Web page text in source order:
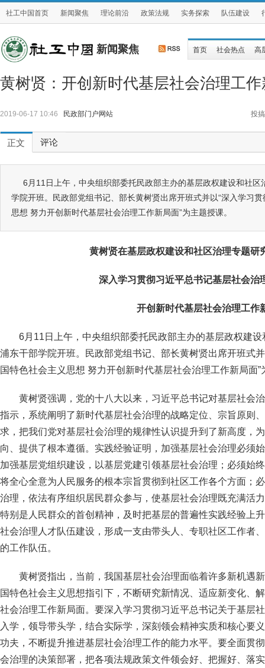
社工中国首页 新闻聚焦 理论前沿 政策法规 实务探索 队伍建设
新闻聚焦 首页 社会热点 高
黄树贤：开创新时代基层社会治理工
2019-06-17 10:46 民政部门户网站 投搞
正文 评论
6月11日上午，中央组织部委托民政部主办的基层政权建设和社
学院开班。民政部党组书记、部长黄树贤出席开班式并以“深入学习
思想 努力开创新时代基层社会治理工作新局面”为主题授课。
黄树贤在基层政权建设和社区治理专题研
深入学习贯彻习近平总书记基层社会治
开创新时代基层社会治理工作
6月11日上午，中央组织部委托民政部主办的基层政权建
浦东干部学院开班。民政部党组书记、部长黄树贤出席开班式
国特色社会主义思想 努力开创新时代基层社会治理工作新局面”
黄树贤强调，党的十八大以来，习近平总书记对基层社会
指示，系统阐明了新时代基层社会治理的战略定位、宗旨原则
求，把我们党对基层社会治理的规律性认识提升到了新高度，
向、提供了根本遵循。实践经验证明，加强基层社会治理必须
加强基层党组织建设，以基层党建引领基层社会治理；必须始
将全心全意为人民服务的根本宗旨贯彻到社区工作各个方面；
治理，依法有序组织居民群众参与，使基层社会治理既充满活
特别是人民群众的首创精神，及时把基层的普遍性实践经验上
社会治理人才队伍建设，形成一支由带头人、专职社区工作者
的工作队伍。
黄树贤指出，当前，我国基层社会治理面临着许多新机遇
国特色社会主义思想指引下，不断研究新情况、适应新变化、
社会治理工作新局面。要深入学习贯彻习近平总书记关于基层
入学，领导带头学，结合实际学，深刻领会精神实质和核心要
功夫，不断提升推进基层社会治理工作的能力水平。要全面贯
会治理的决策部署，把各项法规政策文件领会好、把握好、落